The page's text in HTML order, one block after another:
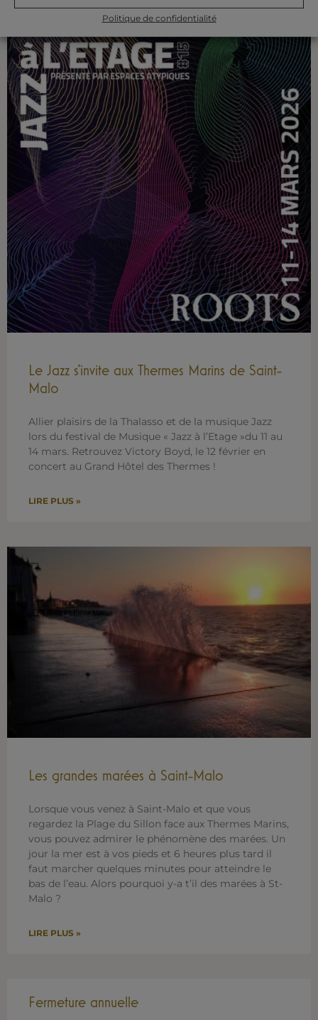
Politique de confidentialité
Le Jazz s’invite aux Thermes Marins de Saint-
Malo
Allier plaisirs de la Thalasso et de la musique Jazz
lors du festival de Musique « Jazz à l’Etage »du 11 au
14 mars. Retrouvez Victory Boyd, le 12 février en
concert au Grand Hôtel des Thermes !
LIRE PLUS »
Les grandes marées à Saint-Malo
Lorsque vous venez à Saint-Malo et que vous
regardez la Plage du Sillon face aux Thermes Marins,
vous pouvez admirer le phénomène des marées. Un
jour la mer est à vos pieds et 6 heures plus tard il
faut marcher quelques minutes pour atteindre le
bas de l’eau. Alors pourquoi y-a t’il des marées à St-
Malo ?
LIRE PLUS »
Fermeture annuelle